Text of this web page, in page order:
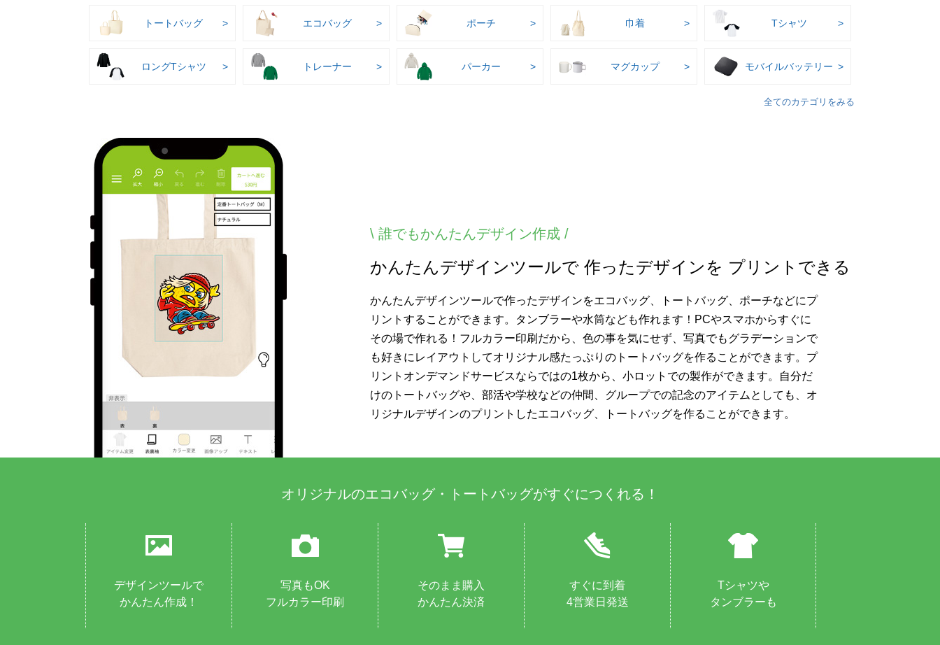
トートバッグ エコバッグ ポーチ 巾着 Tシャツ
ロングTシャツ トレーナー パーカー マグカップ モバイルバッテリー
全てのカテゴリをみる
\誰でもかんたんデザイン作成 /
かんたんデザインツールで 作ったデザインを プリントできる
かんたんデザインツールで作ったデザインをエコバッグ、トートバッグ、ポーチなどにプ
リントすることができます。タンブラーや水筒なども作れます！PCやスマホからすぐに
その場で作れる！フルカラー印刷だから、色の事を気にせず、写真でもグラデーションで
も好きにレイアウトしてオリジナル感たっぷりのトートバッグを作ることができます。プ
リントオンデマンドサービスならではの1枚から、小ロットでの製作ができます。自分だ
けのトートバッグや、部活や学校などの仲間、グループでの記念のアイテムとしても、オ
リジナルデザインのプリントしたエコバッグ、トートバッグを作ることができます。
オリジナルのエコバッグ・トートバッグがすぐにつくれる！
デザインツールで
かんたん作成！
写真もOK
フルカラー印刷
そのまま購入
かんたん決済
すぐに到着
4営業日発送
Tシャツや
タンブラーも